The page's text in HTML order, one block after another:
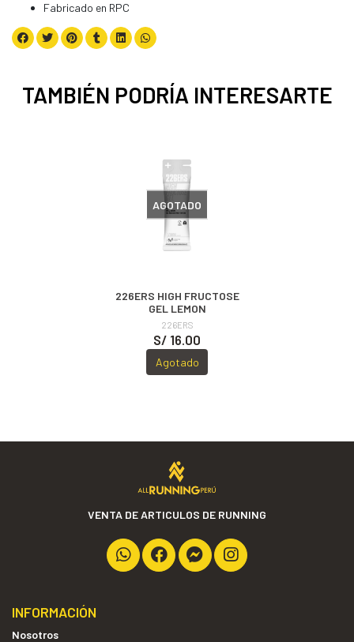
Fabricado en RPC
TAMBIÉN PODRÍA INTERESARTE
AGOTADO
226ERS HIGH FRUCTOSE
GEL LEMON
226ERS
S/ 16.00
Agotado
VENTA DE ARTICULOS DE RUNNING
INFORMACIÓN
Nosotros